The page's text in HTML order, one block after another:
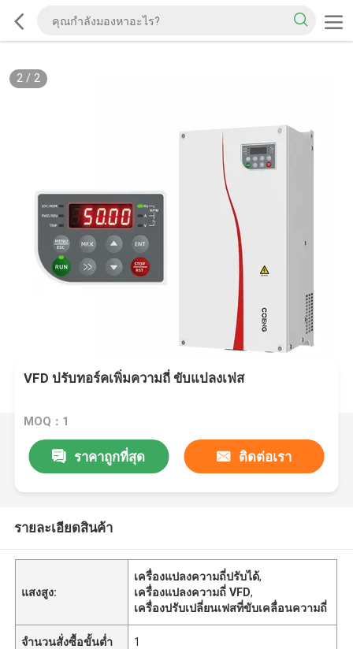
2/ 2
VFD ปรับทอร์คเพิ่มความถี่ ขับแปลงเฟส
MOQ：1
ราคาถูกที่สุด ติดต่อเรา
รายละเอียดสินค้า
แสงสูง:
เครื่องแปลงความถี่ปรับได้,
เครื่องแปลงความถี่ VFD,
เครื่องปรับเปลี่ยนเฟสที่ขับเคลื่อนความถี่
จำนวนสั่งซื้อขั้นต่ำ 1